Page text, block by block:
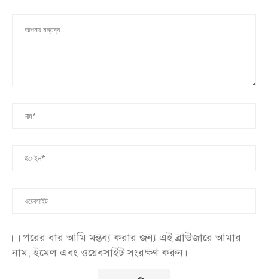
পরের বার আমি মন্তব্য করার জন্য এই ব্রাউজারে আমার
নাম, ইমেল এবং ওয়েবসাইট সংরক্ষণ করুন।